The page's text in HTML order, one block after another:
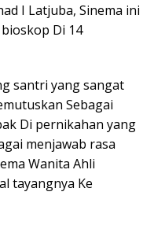
I Latjuba, Sinema ini
Di 14
santri yang sangat
Sebagai
Di pernikahan yang
menjawab rasa
Wanita Ahli
tayangnya Ke